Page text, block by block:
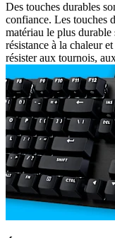
Des touches durables
confiance. Les touches
matériau le plus
résistance à la chaleur
résister aux tournois,